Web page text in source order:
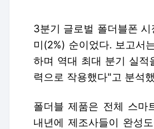
3분기 글로벌 폴더블폰
미(2%) 순이었다. 보고서
하며 역대 최대 분기 실
력으로 작용했다"고 분석
폴더블 제품은 전체 스마
내년에 제조사들이 완성